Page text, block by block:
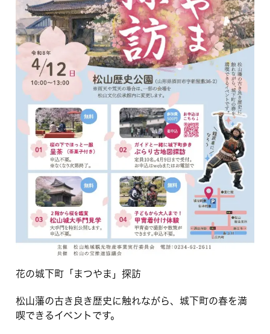
花の城下町「まつやま」探訪
松山藩の古き良き歴史に触れながら、城下町の春を満
喫できるイベントです。